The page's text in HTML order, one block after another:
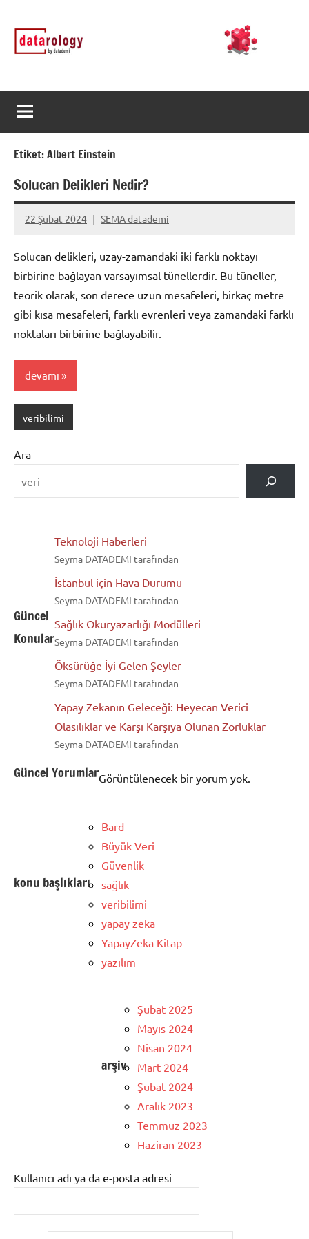
geçDATArology
by
rology
Etiket:Albert Einstein
Solucan Delikleri Nedir?
22 Şubat 2024 SEMA datademi
Yorum
Solucan delikleri, uzay-zamandaki iki farklı noktayı
birbirine bağlayan varsayımsal tünellerdir. Bu tüneller,
teorik olarak, son derece uzun mesafeleri, birkaç metre
gibi kısa mesafeleri, farklı evrenleri veya zamandaki farklı
noktaları birbirine bağlayabilir.
devamı
veribilimi
Ara
Güncel
Konular
Teknoloji Haberleri
Seyma DATADEMI tarafından
İstanbul için Hava Durumu
Seyma DATADEMI tarafından
Sağlık Okuryazarlığı Modülleri
Seyma DATADEMI tarafından
Öksürüğe İyi Gelen Şeyler
Seyma DATADEMI tarafından
Yapay Zekanın Geleceği: Heyecan Verici
Olasılıklar ve Karşı Karşıya Olunan Zorluklar
Seyma DATADEMI tarafından
Güncel YorumlarGörüntülenecek bir yorum yok.
konu başlıkları
Bard
Büyük Veri
Güvenlik
sağlık
veribilimi
yapay zeka
YapayZeka Kitap
yazılım
arşiv
Şubat 2025
Mayıs 2024
Nisan 2024
Mart 2024
Şubat 2024
Aralık 2023
Temmuz 2023
Haziran 2023
Kullanıcı adı ya da e-posta adresi